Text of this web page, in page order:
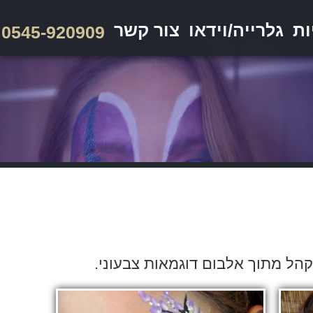
גלרייה/וידאו צור קשר 0545-920909
מתוך אלבום דוגמאות צבעוני.